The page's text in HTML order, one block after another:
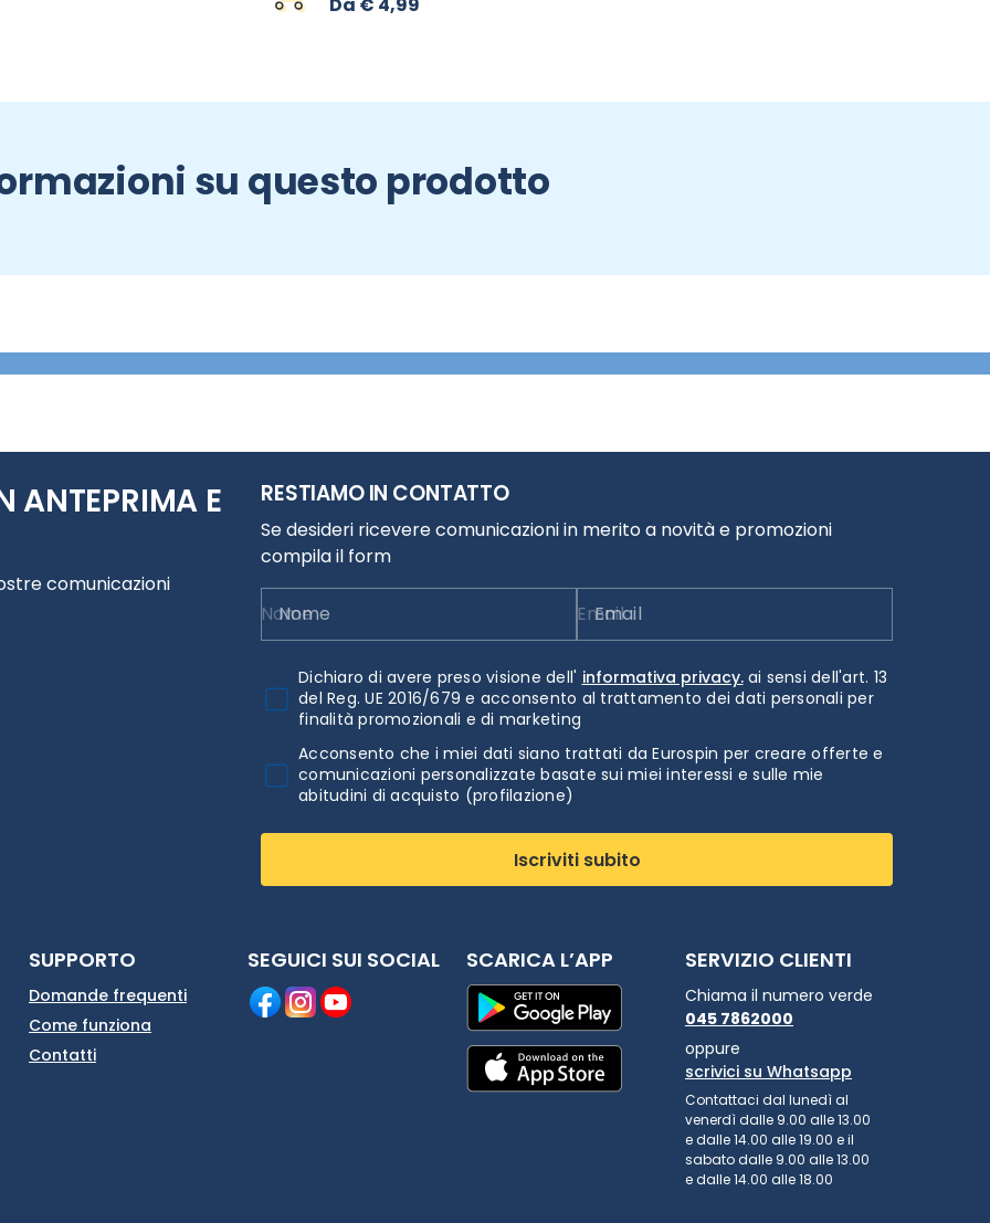
su questo prodotto
ANTEPRIMA E
comunicazioni
RESTIAMO IN CONTATTO
Se desideri ricevere comunicazioni in merito a novità e promozioni
compila il form
Nome Email
Dichiaro di avere preso visione dell' informativa privacy.ai sensi dell'art. 13
del Reg. UE 2016/679 e acconsento al trattamento dei dati personali per
finalità promozionali e di marketing
Acconsento che i miei dati siano trattati da Eurospin per creare offerte e
comunicazioni personalizzate basate sui miei interessi e sulle mie
abitudini di acquisto (profilazione)
Iscriviti subito
SUPPORTO
Domande frequenti
Come funziona
Contatti
SEGUICI SUI SOCIAL SCARICA L’APP SERVIZIO CLIENTI
Chiama il numero verde
045 7862000
oppure
scrivici su Whatsapp
Contattaci dal lunedì al
venerdì dalle 9.00 alle 13.00
e dalle 14.00 alle 19.00 e il
sabato dalle 9.00 alle 13.00
e dalle 14.00 alle 18.00